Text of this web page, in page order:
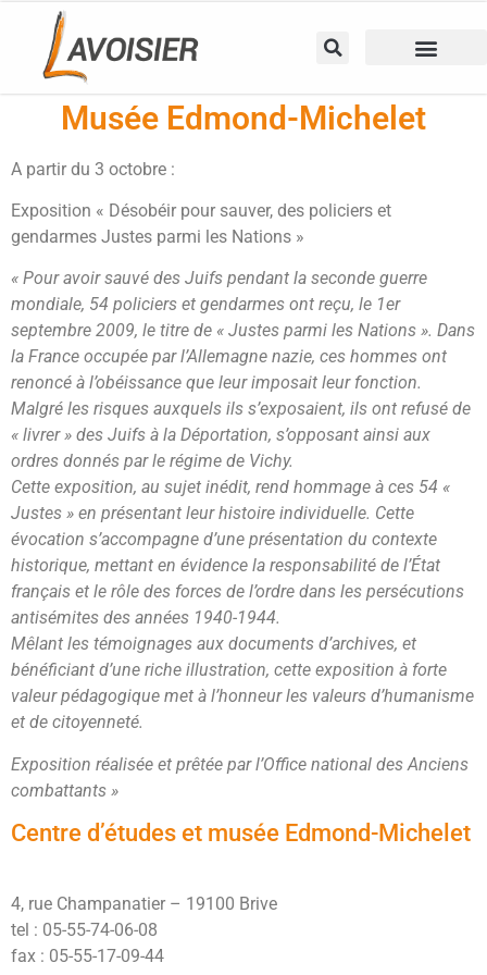
Musée Edmond-Michelet
A partir du 3 octobre :
Exposition « Désobéir pour sauver, des policiers et
gendarmes Justes parmi les Nations »
« Pour avoir sauvé des Juifs pendant la seconde guerre
mondiale, 54 policiers et gendarmes ont reçu, le 1er
septembre 2009, le titre de « Justes parmi les Nations ». Dans
la France occupée par l’Allemagne nazie, ces hommes ont
renoncé à l’obéissance que leur imposait leur fonction.
Malgré les risques auxquels ils s’exposaient, ils ont refusé de
« livrer » des Juifs à la Déportation, s’opposant ainsi aux
ordres donnés par le régime de Vichy.
Cette exposition, au sujet inédit, rend hommage à ces 54 «
Justes » en présentant leur histoire individuelle. Cette
évocation s’accompagne d’une présentation du contexte
historique, mettant en évidence la responsabilité de l’État
français et le rôle des forces de l’ordre dans les persécutions
antisémites des années 1940-1944.
Mêlant les témoignages aux documents d’archives, et
bénéficiant d’une riche illustration, cette exposition à forte
valeur pédagogique met à l’honneur les valeurs d’humanisme
et de citoyenneté.
Exposition réalisée et prêtée par l’Office national des Anciens
combattants »
Centre d’études et musée Edmond-Michelet
4, rue Champanatier – 19100 Brive
tel : 05-55-74-06-08
fax : 05-55-17-09-44